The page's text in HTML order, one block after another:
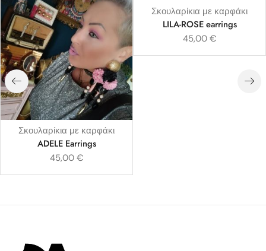
Σκουλαρίκια με καρφάκι
ADELE Earrings
45,00 €
Σκουλαρίκια με καρφάκι
LILA-ROSE earrings
45,00 €